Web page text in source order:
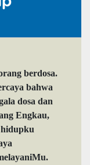
berdosa.
bahwa
dosa dan
Engkau,
hidupku